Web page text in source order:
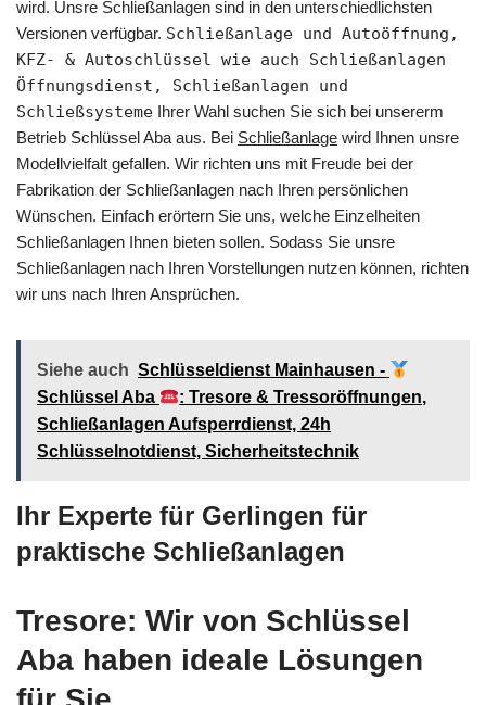
wird. Unsre Schließanlagen sind in den unterschiedlichsten
Versionen verfügbar. Schließanlage und Autoöffnung,
KFZ- & Autoschlüssel wie auch Schließanlagen
Öffnungsdienst, Schließanlagen und
Schließsysteme Ihrer Wahl suchen Sie sich bei unsererm
Betrieb Schlüssel Aba aus. Bei Schließanlage wird Ihnen unsre
Modellvielfalt gefallen. Wir richten uns mit Freude bei der
Fabrikation der Schließanlagen nach Ihren persönlichen
Wünschen. Einfach erörtern Sie uns, welche Einzelheiten
Schließanlagen Ihnen bieten sollen. Sodass Sie unsre
Schließanlagen nach Ihren Vorstellungen nutzen können, richten
wir uns nach Ihren Ansprüchen.
Siehe auch Schlüsseldienst Mainhausen -
Schlüssel Aba
: Tresore & Tressoröffnungen,
Schließanlagen Aufsperrdienst, 24h
Schlüsselnotdienst, Sicherheitstechnik
Ihr Experte für Gerlingen für
praktische Schließanlagen
Tresore: Wir von Schlüssel
Aba haben ideale Lösungen